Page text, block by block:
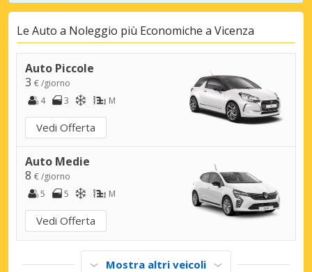
Le Auto a Noleggio più Economiche a Vicenza
Auto Piccole
3 € /giorno
4
3 M
Vedi Offerta
Auto Medie
8 € /giorno
5
5 M
Vedi Offerta
Mostra altri veicoli